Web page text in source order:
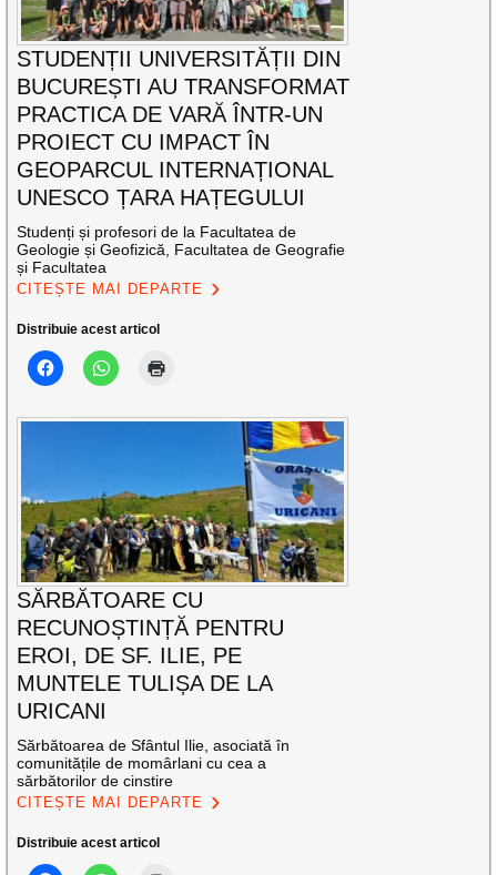
STUDENȚII UNIVERSITĂȚII DIN
BUCUREȘTI AU TRANSFORMAT
PRACTICA DE VARĂ ÎNTR-UN
PROIECT CU IMPACT ÎN
GEOPARCUL INTERNAȚIONAL
UNESCO ȚARA HAȚEGULUI
Studenți și profesori de la Facultatea de
Geologie și Geofizică, Facultatea de Geografie
și Facultatea
CITEȘTE MAI DEPARTE
Distribuie acest articol
SĂRBĂTOARE CU
RECUNOȘTINȚĂ PENTRU
EROI, DE SF. ILIE, PE
MUNTELE TULIȘA DE LA
URICANI
Sărbătoarea de Sfântul Ilie, asociată în
comunitățile de momârlani cu cea a
sărbătorilor de cinstire
CITEȘTE MAI DEPARTE
Distribuie acest articol